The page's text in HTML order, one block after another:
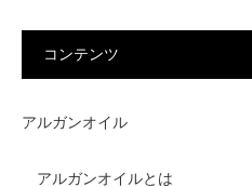
コンテンツ
アルガンオイル
アルガンオイルとは